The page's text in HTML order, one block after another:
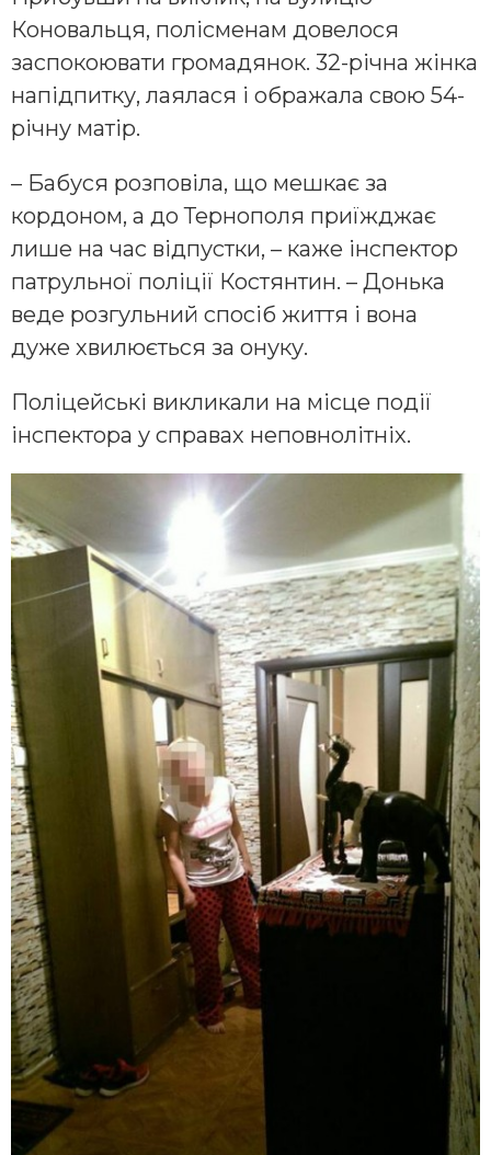
Коновальця, полісменам довелося
заспокоювати громадянок. 32-річна жінка
напідпитку, лаялася і ображала свою 54-
річну матір.
– Бабуся розповіла, що мешкає за
кордоном, а до Тернополя приїжджає
лише на час відпустки, – каже інспектор
патрульної поліції Костянтин. – Донька
веде розгульний спосіб життя і вона
дуже хвилюється за онуку.
Поліцейські викликали на місце події
інспектора у справах неповнолітніх.